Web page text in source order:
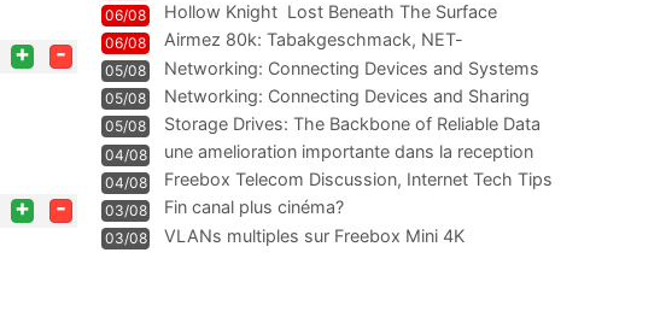
+ -
+ -
06/08 Hollow Knight  Lost Beneath The Surface
06/08
Airmez 80k: Tabakgeschmack, NET-
Technologie und Leistung im
05/08 Networking: Connecting Devices and Systems
05/08
Networking: Connecting Devices and Sharing
Information
05/08
Storage Drives: The Backbone of Reliable Data
Management
04/08
une amelioration importante dans la reception
WIFI
04/08
Freebox Telecom Discussion, Internet Tech Tips
Communi
03/08 Fin canal plus cinéma?
03/08 VLANs multiples sur Freebox Mini 4K